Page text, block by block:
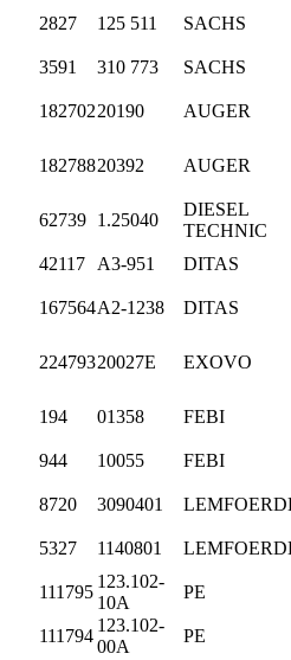
2827 125 511 SACHS
3591 310 773 SACHS
18270220190 AUGER
18278820392 AUGER
62739 1.25040
DIESEL
TECHNIC
42117
A3-951 DITAS
167564A2-1238 DITAS
22479320027E EXOVO
194 01358 FEBI
944 10055 FEBI
8720 3090401
5327 1140801
111795
123.102-
10A
PE
111794
123.102-
00A
PE